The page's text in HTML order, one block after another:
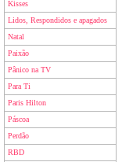
Kisses
Lidos, Respondidos e apagados
Natal
Paixão
Pânico na TV
Para Ti
Paris Hilton
Páscoa
Perdão
RBD